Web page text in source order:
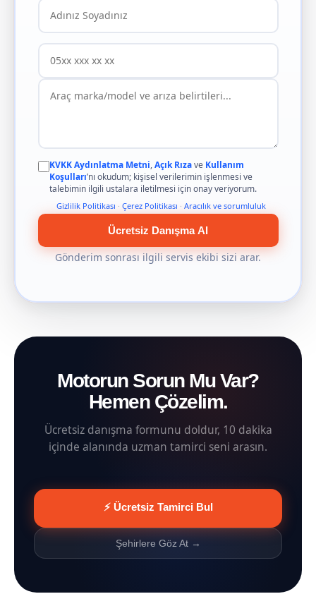
KVKK Aydınlatma Metni,Açık Rızave Kullanım
Koşulları’nı okudum; kişisel verilerimin işlenmesi ve
talebimin ilgili ustalara iletilmesi için onay veriyorum.
Gizlilik Politikası · Çerez Politikası · Aracılık ve sorumluluk
Ücretsiz Danışma Al
Gönderim sonrası ilgili servis ekibi sizi arar.
Motorun Sorun Mu Var?
Hemen Çözelim.
Ücretsiz danışma formunu doldur, 10 dakika
içinde alanında uzman tamirci seni arasın.
⚡ Ücretsiz Tamirci Bul
Şehirlere Göz At →